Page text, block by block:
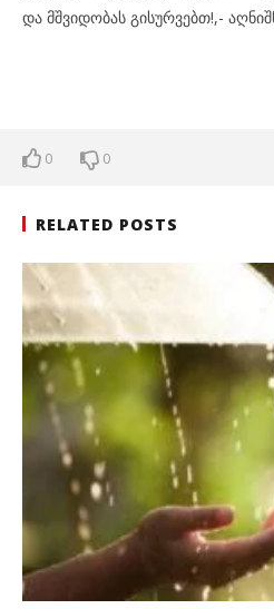
და მშვიდობას გისურვებთ!,-
0 0
RELATED POSTS